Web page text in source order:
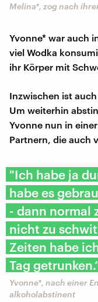
Melina*, zog nach
Yvonne* war auch
viel Wodka
ihr Körper mit
Inzwischen ist
Um weiterhin
Yvonne nun in
Partnern, die auch
"Ich habe ja
habe es
- dann normal
nicht zu
Zeiten habe
Tag
Yvonne*, nach einer
alkoholabstinent